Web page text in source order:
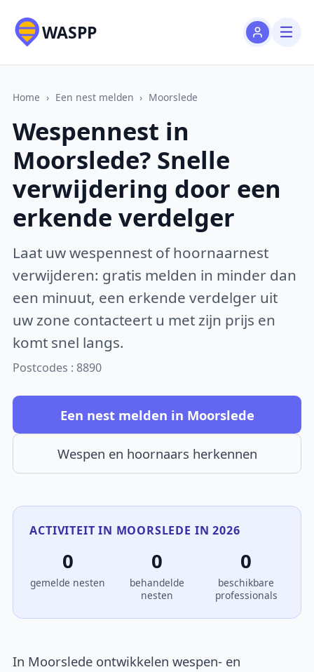
WASPP
Home › Een nest melden › Moorslede
Wespennest in
Moorslede? Snelle
verwijdering door een
erkende verdelger
Laat uw wespennest of hoornaarnest
verwijderen: gratis melden in minder dan
een minuut, een erkende verdelger uit
uw zone contacteert u met zijn prijs en
komt snel langs.
Postcodes : 8890
Een nest melden in Moorslede
Wespen en hoornaars herkennen
ACTIVITEIT IN MOORSLEDE IN 2026
0
gemelde nesten
0
behandelde
nesten
0
beschikbare
professionals
In Moorslede ontwikkelen wespen- en